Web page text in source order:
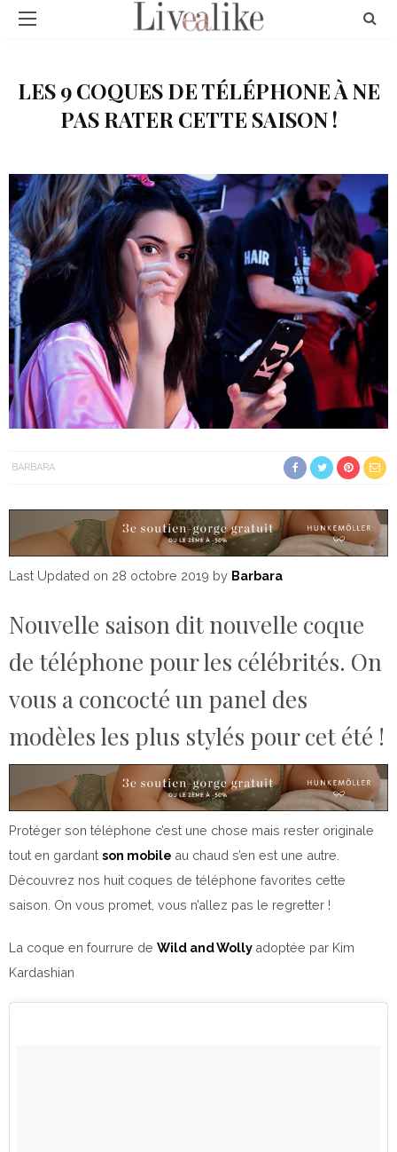
LES 9 COQUES DE TÉLÉPHONE À NE
PAS RATER CETTE SAISON !
BARBARA
Last Updated on 28 octobre 2019 by Barbara
Nouvelle saison dit nouvelle coque
de téléphone pour les célébrités. On
vous a concocté un panel des
modèles les plus stylés pour cet été !
Protéger son téléphone c’est une chose mais rester originale
tout en gardant son mobile au chaud s’en est une autre.
Découvrez nos huit coques de téléphone favorites cette
saison. On vous promet, vous n’allez pas le regretter !
La coque en fourrure de Wild and Wolly adoptée par Kim
Kardashian